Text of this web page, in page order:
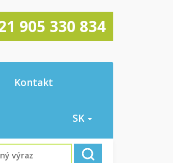
905 330 834
Kontakt
SK